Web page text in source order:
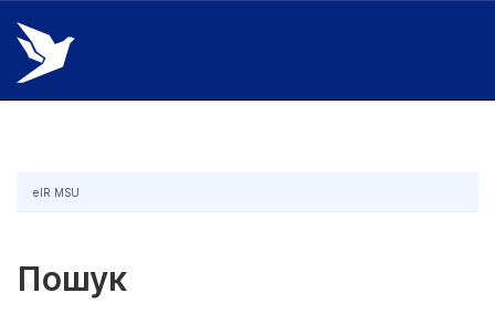
Skip
navigation
eIR MSU
Пошук